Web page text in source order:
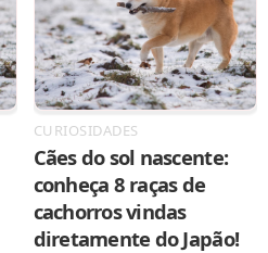
CURIOSIDADES
Cães do sol nascente:
conheça 8 raças de
cachorros vindas
diretamente do Japão!